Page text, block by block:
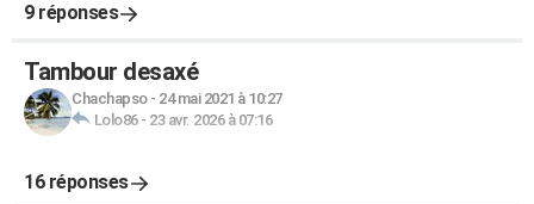
9 réponses
Tambour desaxé
Chachapso- 24 mai 2021 à 10:27
Lolo86- 23 avr. 2026 à 07:16
16 réponses